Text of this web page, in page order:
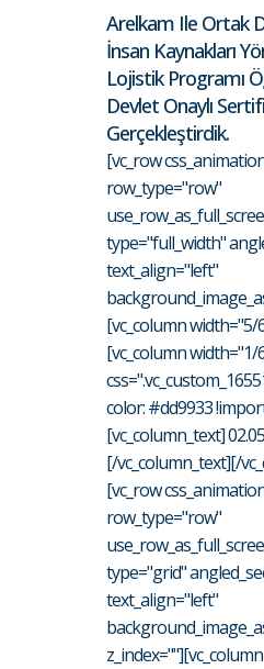
Arelkam Ile Ortak
İnsan Kaynakları
Lojistik Programı
Devlet Onaylı
Gerçekleştirdik.
[vc_row
row_type="row"
type="full_width"
text_align="left"
[vc_column
[vc_column width="1/
color: #dd9933
[vc_column_text]
[/vc_column_text][/
[vc_row
row_type="row"
type="grid"
text_align="left"
z_index=""][vc_column